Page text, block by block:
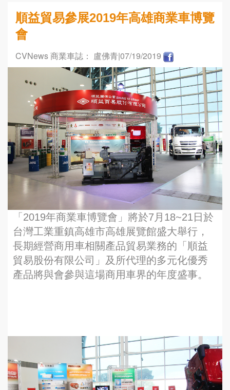
順益貿易參展2019年高雄商業車博覽
會
CVNews 商業車誌： 盧佛青|07/19/2019
「2019年商業車博覽會」將於7月18~21日於
台灣工業重鎮高雄市高雄展覽館盛大舉行，
長期經營商用車相關產品貿易業務的「順益
貿易股份有限公司」及所代理的多元化優秀
產品將與會參與這場商用車界的年度盛事。